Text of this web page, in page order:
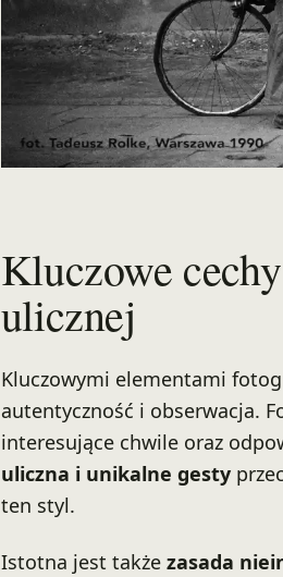
Kluczowe
ulicznej
Kluczowymi elementami
autentyczność i obserwacja.
interesujące chwile oraz
uliczna i unikalne gesty
ten styl.
Istotna jest także zasada